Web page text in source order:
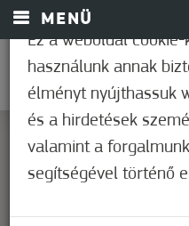
MENÜ
This page can't load
Do you own this website?
Ez a weboldal
használunk annak
élményt nyújthassuk
és a hirdetések
valamint a
segítségével történő